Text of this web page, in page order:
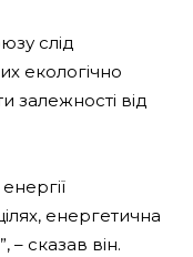
слід
екологічно
залежності від
енергетична
сказав він.